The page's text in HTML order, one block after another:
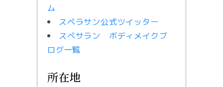
ム
スペラサン公式ツイッター
スぺサラン ボディメイクブ
ログ一覧
所在地